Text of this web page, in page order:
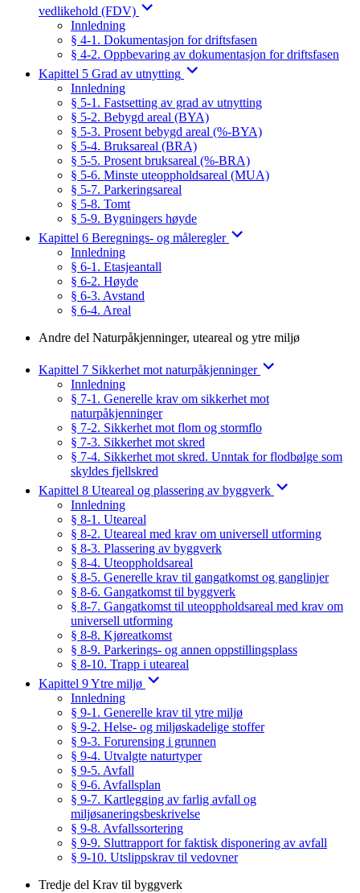
vedlikehold (FDV)
Innledning
§ 4-1. Dokumentasjon for driftsfasen
§ 4-2. Oppbevaring av dokumentasjon for driftsfasen
Kapittel 5 Grad av utnytting
Innledning
§ 5-1. Fastsetting av grad av utnytting
§ 5-2. Bebygd areal (BYA)
§ 5-3. Prosent bebygd areal (%-BYA)
§ 5-4. Bruksareal (BRA)
§ 5-5. Prosent bruksareal (%-BRA)
§ 5-6. Minste uteoppholdsareal (MUA)
§ 5-7. Parkeringsareal
§ 5-8. Tomt
§ 5-9. Bygningers høyde
Kapittel 6 Beregnings- og måleregler
Innledning
§ 6-1. Etasjeantall
§ 6-2. Høyde
§ 6-3. Avstand
§ 6-4. Areal
Andre del Naturpåkjenninger, uteareal og ytre miljø
Kapittel 7 Sikkerhet mot naturpåkjenninger
Innledning
§ 7-1. Generelle krav om sikkerhet mot
naturpåkjenninger
§ 7-2. Sikkerhet mot flom og stormflo
§ 7-3. Sikkerhet mot skred
§ 7-4. Sikkerhet mot skred. Unntak for flodbølge som
skyldes fjellskred
Kapittel 8 Uteareal og plassering av byggverk
Innledning
§ 8-1. Uteareal
§ 8-2. Uteareal med krav om universell utforming
§ 8-3. Plassering av byggverk
§ 8-4. Uteoppholdsareal
§ 8-5. Generelle krav til gangatkomst og ganglinjer
§ 8-6. Gangatkomst til byggverk
§ 8-7. Gangatkomst til uteoppholdsareal med krav om
universell utforming
§ 8-8. Kjøreatkomst
§ 8-9. Parkerings- og annen oppstillingsplass
§ 8-10. Trapp i uteareal
Kapittel 9 Ytre miljø
Innledning
§ 9-1. Generelle krav til ytre miljø
§ 9-2. Helse- og miljøskadelige stoffer
§ 9-3. Forurensing i grunnen
§ 9-4. Utvalgte naturtyper
§ 9-5. Avfall
§ 9-6. Avfallsplan
§ 9-7. Kartlegging av farlig avfall og
miljøsaneringsbeskrivelse
§ 9-8. Avfallssortering
§ 9-9. Sluttrapport for faktisk disponering av avfall
§ 9-10. Utslippskrav til vedovner
Tredje del Krav til byggverk